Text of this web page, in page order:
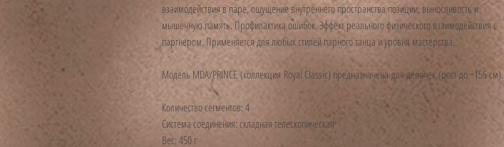
взаимодействия в паре, ощущение внутреннего пространства позиции, выносливость и
мышечную память. Профилактика ошибок. Эффект реального физического взаимодействия с
партнером. Применяется для любых стилей парного танца и уровня мастерства.
Модель MDA/PRINCE (коллекция Royal Classic) предназначенадля девочек (рост до ~155 см).
Количество сегментов: 4
Система соединения: складная телескопическая
Вес: 450 г